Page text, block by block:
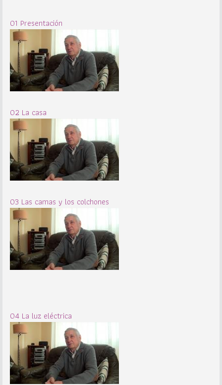
01 Presentación
02 La casa
03 Las camas y los colchones
04 La luz eléctrica